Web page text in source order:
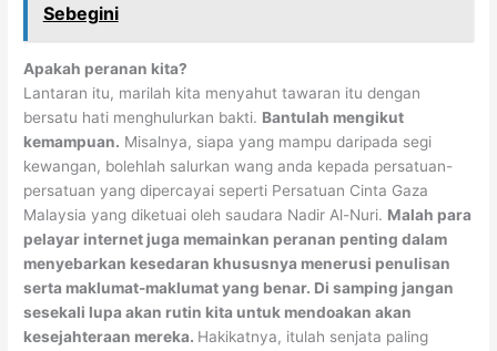
Sebegini
Apakah peranan kita?
Lantaran itu, marilah kita menyahut tawaran itu dengan
bersatu hati menghulurkan bakti. Bantulah mengikut
kemampuan. Misalnya, siapa yang mampu daripada segi
kewangan, bolehlah salurkan wang anda kepada persatuan-
persatuan yang dipercayai seperti Persatuan Cinta Gaza
Malaysia yang diketuai oleh saudara Nadir Al-Nuri. Malah para
pelayar internet juga memainkan peranan penting dalam
menyebarkan kesedaran khususnya menerusi penulisan
serta maklumat-maklumat yang benar. Di samping jangan
sesekali lupa akan rutin kita untuk mendoakan akan
kesejahteraan mereka. Hakikatnya, itulah senjata paling